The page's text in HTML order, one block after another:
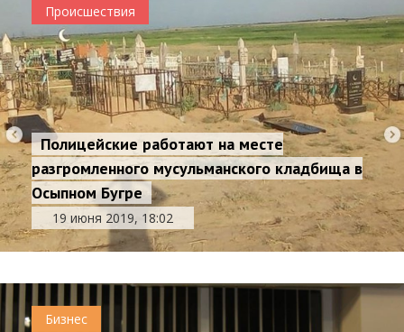
Происшествия
Полицейские работают на месте
разгромленного мусульманского кладбища в
Осыпном Бугре
19 июня 2019, 18:02
Бизнес